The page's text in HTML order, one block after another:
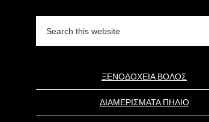
ΞΕΝΟΔΟΧΕΙΑ ΒΟΛΟΣ
ΔΙΑΜΕΡΙΣΜΑΤΑ ΠΗΛΙΟ